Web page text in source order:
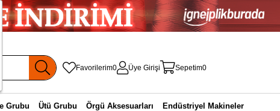
Favorilerim0 Üye Girişi Sepetim0
Grubu Ütü Grubu Örgü Aksesuarları Endüstriyel Makineler